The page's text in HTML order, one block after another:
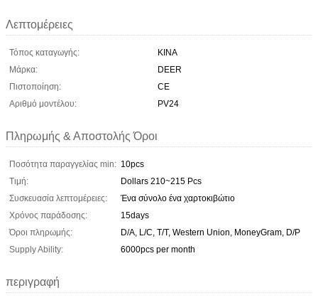
Λεπτομέρειες
Τόπος καταγωγής:
ΚΙΝΑ
Μάρκα:
DEER
Πιστοποίηση:
CE
Αριθμό μοντέλου:
PV24
Πληρωμής & Αποστολής Όροι
Ποσότητα παραγγελίας min: 10pcs
Τιμή:
Dollars 210~215 Pcs
Συσκευασία λεπτομέρειες:
Ένα σύνολο ένα χαρτοκιβώτιο
Χρόνος παράδοσης:
15days
Όροι πληρωμής:
D/A, L/C, T/T, Western Union, MoneyGram, D/P
Supply Ability:
6000pcs per month
περιγραφή